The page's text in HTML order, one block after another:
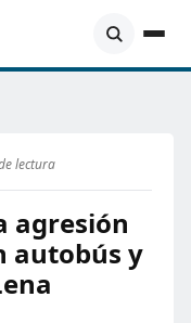
lectura
agresión
autobús y